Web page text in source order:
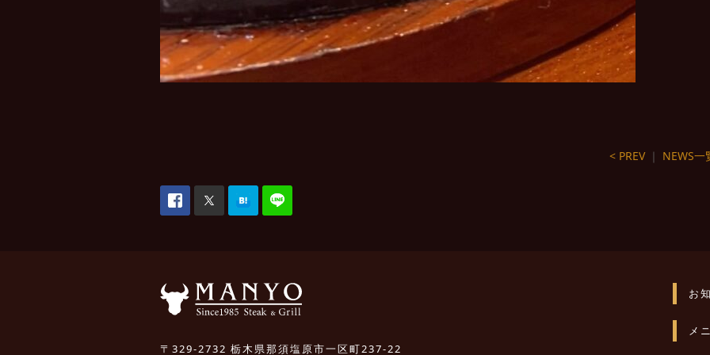
< PREV｜ NEWS一
〒329-2732 栃木県那須塩原市一区町237-22
お
メ